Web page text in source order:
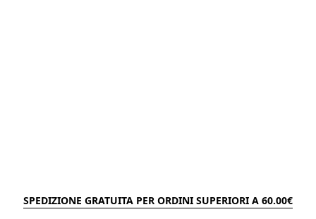
SPEDIZIONE GRATUITA PER ORDINI SUPERIORI A 60.00€